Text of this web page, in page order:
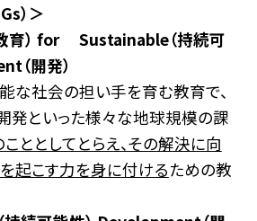
）＞
） for Sustainable（持続可
（開発）
能な社会の担い手を育む教育で、
開発といった様々な地球規模の課
ととしてとらえ、その解決に向
起こす力を身に付けるための教